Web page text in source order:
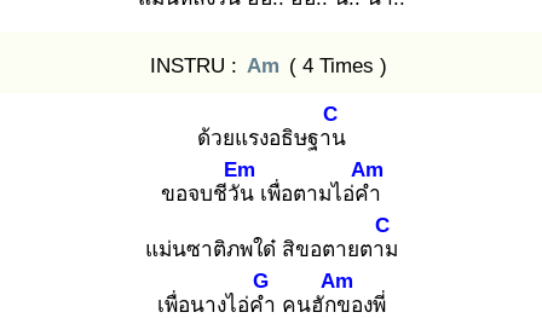
INSTRU : Am ( 4 Times )
ด้วยแรงอธิษฐาน
C
ขอจบชีวัน
Em
เพื่อตามไอ่คำ
Am
แม่นซาติภพใด๋ สิขอตายตาม
C
เพื่อนางไอ่คำ
G
คนฮักข
Am
องพี่